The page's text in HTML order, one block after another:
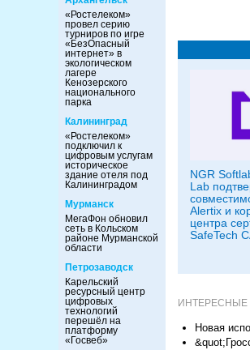
«Ростелеком»
провел серию
турниров по игре
«БезОпасный
интернет» в
экологическом
лагере
Кенозерского
национального
парка
Калининград
«Ростелеком»
подключил к
цифровым услугам
историческое
здание отеля под
Калининградом
Мурманск
МегаФон обновил
сеть в Кольском
районе Мурманской
области
Петрозаводск
Карельский
ресурсный центр
цифровых
технологий
перешёл на
платформу
«Госвеб»
NGR
Lab
Alertix и
центра
SafeTech
ИНТЕРЕСНЫЕ
Новая